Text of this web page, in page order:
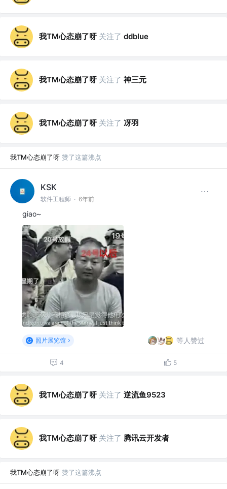
我TM心态崩了呀 关注了 ddblue
我TM心态崩了呀 关注了 神三元
我TM心态崩了呀 关注了 冴羽
我TM心态崩了呀 赞了这篇沸点
KSK
软件工程师 · 6年前
giao~
照片展览馆 等人赞过
4 5
我TM心态崩了呀 关注了 逆流鱼9523
我TM心态崩了呀 关注了 腾讯云开发者
我TM心态崩了呀 赞了这篇沸点